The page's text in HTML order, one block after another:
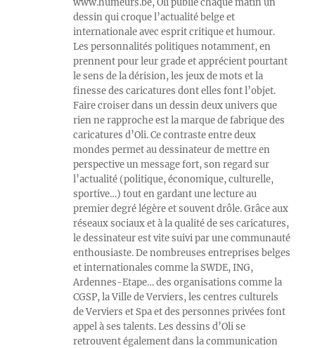
dessin qui croque l’actualité belge et
internationale avec esprit critique et humour.
Les personnalités politiques notamment, en
prennent pour leur grade et apprécient pourtant
le sens de la dérision, les jeux de mots et la
finesse des caricatures dont elles font l’objet.
Faire croiser dans un dessin deux univers que
rien ne rapproche est la marque de fabrique des
caricatures d’Oli. Ce contraste entre deux
mondes permet au dessinateur de mettre en
perspective un message fort, son regard sur
l’actualité (politique, économique, culturelle,
sportive…) tout en gardant une lecture au
premier degré légère et souvent drôle. Grâce aux
réseaux sociaux et à la qualité de ses caricatures,
le dessinateur est vite suivi par une communauté
enthousiaste. De nombreuses entreprises belges
et internationales comme la SWDE, ING,
Ardennes-Etape… des organisations comme la
CGSP, la Ville de Verviers, les centres culturels
de Verviers et Spa et des personnes privées font
appel à ses talents. Les dessins d’Oli se
retrouvent également dans la communication